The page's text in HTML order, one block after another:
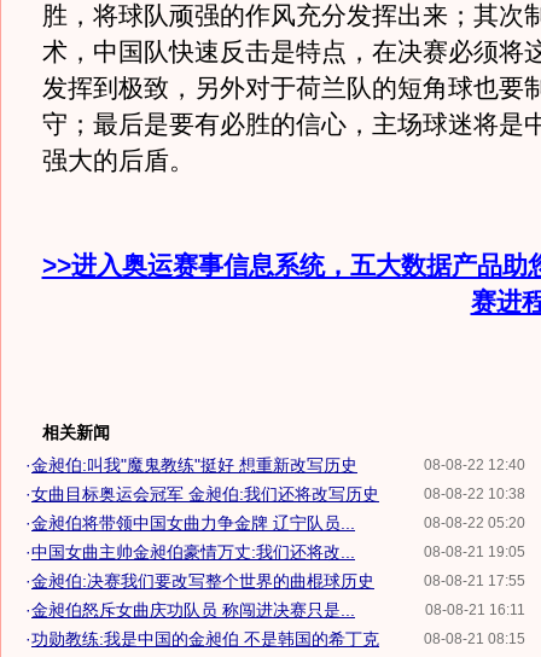
胜，将球队顽强的作风充分发挥出来；其次
术，中国队快速反击是特点，在决赛必须将
发挥到极致，另外对于荷兰队的短角球也要
守；最后是要有必胜的信心，主场球迷将是
强大的后盾。
>>进入奥运赛事信息系统，五大数据产品助
赛进
相关新闻
08-08-22 12:40
·金昶伯:叫我"魔鬼教练"挺好 想重新改写历史
08-08-22 10:38
·女曲目标奥运会冠军 金昶伯:我们还将改写历史
08-08-22 05:20
·金昶伯将带领中国女曲力争金牌 辽宁队员...
08-08-21 19:05
·中国女曲主帅金昶伯豪情万丈:我们还将改...
08-08-21 17:55
·金昶伯:决赛我们要改写整个世界的曲棍球历史
08-08-21 16:11
·金昶伯怒斥女曲庆功队员 称闯进决赛只是...
08-08-21 08:15
·功勋教练:我是中国的金昶伯 不是韩国的希丁克